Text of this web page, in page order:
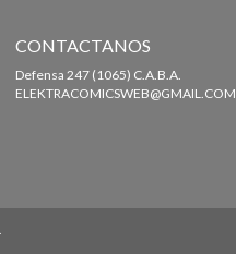
CONTACTANOS
Defensa 247 (1065) C.A.B.A.
ELEKTRACOMICSWEB@GMAIL.COM